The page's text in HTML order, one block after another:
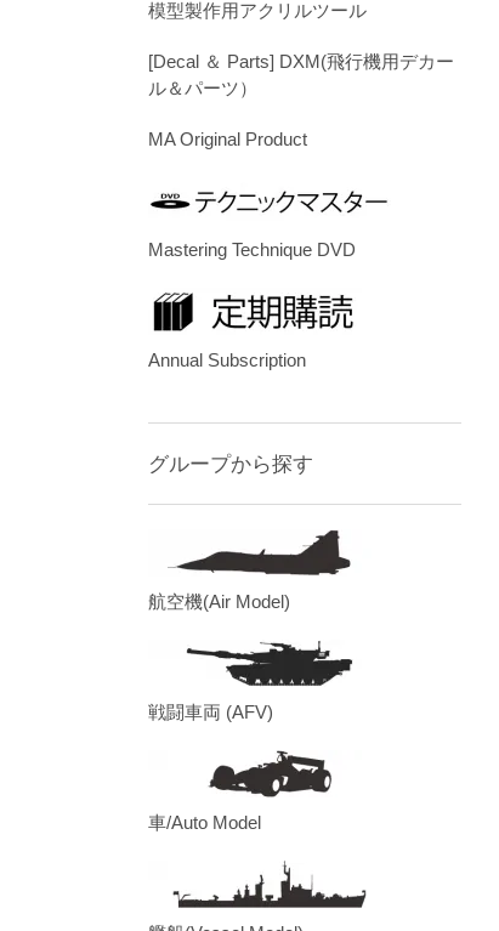
模型製作用アクリルツール
[Decal ＆ Parts] DXM(飛行機用デカー
ル＆パーツ）
MA Original Product
Mastering Technique DVD
Annual Subscription
グループから探す
航空機(Air Model)
戦闘車両 (AFV)
車/Auto Model